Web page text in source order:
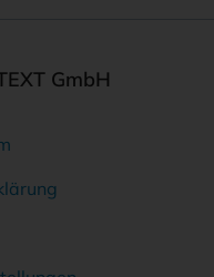
GmbH